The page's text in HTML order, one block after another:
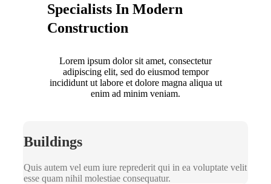
Specialists In Modern
Construction
Lorem ipsum dolor sit amet, consectetur
adipiscing elit, sed do eiusmod tempor
incididunt ut labore et dolore magna aliqua ut
enim ad minim veniam.
Buildings
Quis autem vel eum iure reprederit qui in ea voluptate velit
esse quam nihil molestiae consequatur.